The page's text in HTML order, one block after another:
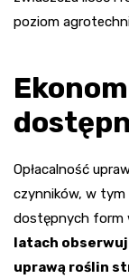
poziom
Opłacalność
czynników, w tym
dostępnych form
latach
uprawą roślin